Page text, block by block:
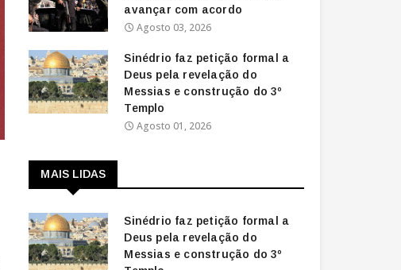
avançar com acordo
Agosto 03, 2026
Sinédrio faz petição formal a
Deus pela revelação do
Messias e construção do 3º
Templo
Agosto 01, 2026
MAIS LIDAS
Sinédrio faz petição formal a
Deus pela revelação do
Messias e construção do 3º